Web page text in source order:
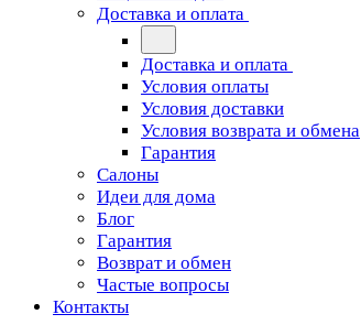
Доставка и оплата
Доставка и оплата
Условия оплаты
Условия доставки
Условия возврата и обмена
Гарантия
Салоны
Идеи для дома
Блог
Гарантия
Возврат и обмен
Частые вопросы
Контакты